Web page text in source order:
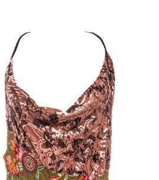
º
6º
valentino
7º
paula raia
8º
9º
10º